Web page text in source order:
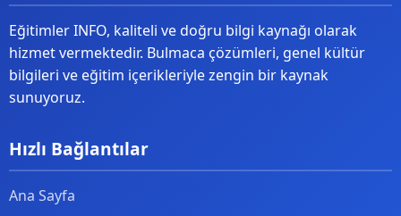
Eğitimler INFO, kaliteli ve doğru bilgi kaynağı olarak
hizmet vermektedir. Bulmaca çözümleri, genel kültür
bilgileri ve eğitim içerikleriyle zengin bir kaynak
sunuyoruz.
Hızlı Bağlantılar
Ana Sayfa